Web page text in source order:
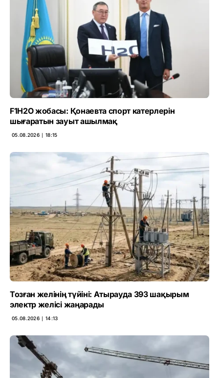
F1H2O жобасы: Қонаевта спорт катерлерін
шығаратын зауыт ашылмақ
05.08.2026 ∣ 18:15
Тозған желінің түйіні: Атырауда 393 шақырым
электр желісі жаңарады
05.08.2026 ∣ 14:13